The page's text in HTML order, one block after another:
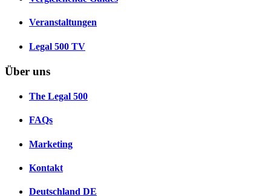
Veranstaltungen
Legal 500 TV
Über uns
The Legal 500
FAQs
Marketing
Kontakt
Deutschland DE